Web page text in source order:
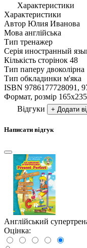
Характеристики
Характеристики
Автор Юлия Иванова
Мова англійська
Тип тренажер
Серія иностранный
Кількість сторінок 48
Тип паперу двоколірна
Тип обкладинки м'яка
ISBN 9786177728091,
Формат, розмір
Відгуки
+ Додати
Написати відгук
Англійський
Оцінка: